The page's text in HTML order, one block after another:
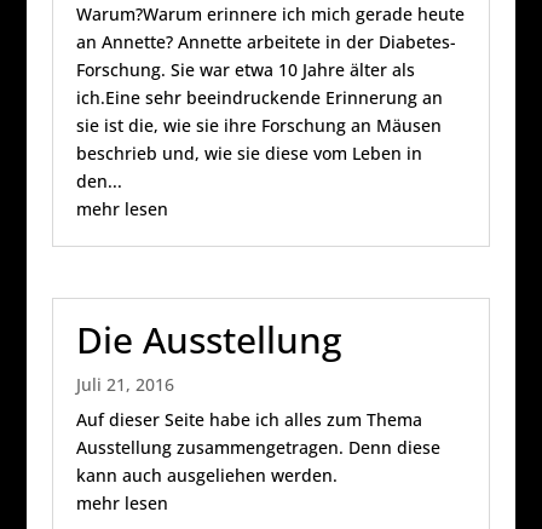
Warum?Warum erinnere ich mich gerade heute
an Annette? Annette arbeitete in der Diabetes-
Forschung. Sie war etwa 10 Jahre älter als
ich.Eine sehr beeindruckende Erinnerung an
sie ist die, wie sie ihre Forschung an Mäusen
beschrieb und, wie sie diese vom Leben in
den...
mehr lesen
Die Ausstellung
Juli 21, 2016
Auf dieser Seite habe ich alles zum Thema
Ausstellung zusammengetragen. Denn diese
kann auch ausgeliehen werden.
mehr lesen